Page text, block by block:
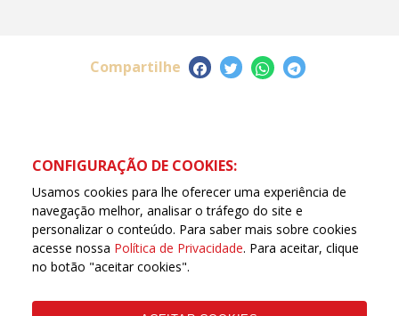
Compartilhe
CONFIGURAÇÃO DE COOKIES:
Usamos cookies para lhe oferecer uma experiência de
navegação melhor, analisar o tráfego do site e
personalizar o conteúdo. Para saber mais sobre cookies
acesse nossa Política de Privacidade. Para aceitar, clique
no botão "aceitar cookies".